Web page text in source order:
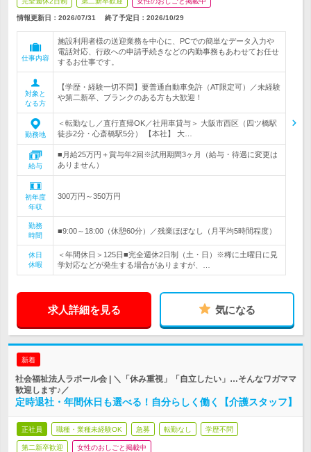
情報更新日：2026/07/31 終了予定日： 2026/10/29
仕事内容
施設利用者様の送迎業務を中心に、PCでの簡単なデータ入力や
電話対応、行政への申請手続きなどの内勤事務もあわせてお任せ
するお仕事です。
対象と
なる方
【学歴・経験一切不問】要普通自動車免許（AT限定可）／未経験
や第二新卒、ブランクのある方も大歓迎！
勤務地
＜転勤なし／直行直帰OK／社用車貸与＞ 大阪市西区（四ツ橋駅
徒歩2分・心斎橋駅5分） 【本社】 大…
給与
■月給25万円＋賞与年2回※試用期間3ヶ月（給与・待遇に変更は
ありません）
初年度
年収
300万円～350万円
勤務
時間
■9:00～18:00（休憩60分）／残業ほぼなし（月平均5時間程度）
休日
休暇
＜年間休日＞125日■完全週休2日制（土・日）※稀に土曜日に見
学対応などが発生する場合がありますが、…
求人詳細を見る 気になる
新着
社会福祉法人ラポール会 | ＼「休み重視」「自立したい」…そんなワガママ
歓迎します♪／
定時退社・年間休日も選べる！自分らしく働く【介護スタッフ】
正社員 職種・業種未経験OK 急募 転勤なし 学歴不問
第二新卒歓迎 女性のおしごと掲載中